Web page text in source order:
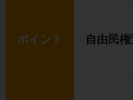
ポイント 自由民権